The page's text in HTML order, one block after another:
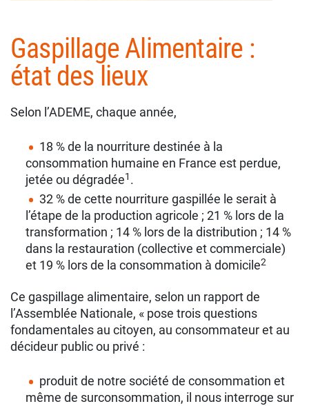
Gaspillage Alimentaire :
état des lieux
Selon l’ADEME, chaque année,
18 % de la nourriture destinée à la
consommation humaine en France est perdue,
jetée ou dégradée1 .
32 % de cette nourriture gaspillée le serait à
l’étape de la production agricole ; 21 % lors de la
transformation ; 14 % lors de la distribution ; 14 %
dans la restauration (collective et commerciale)
et 19 % lors de la consommation à domicile2
Ce gaspillage alimentaire, selon un rapport de
l’Assemblée Nationale, « pose trois questions
fondamentales au citoyen, au consommateur et au
décideur public ou privé :
produit de notre société de consommation et
même de surconsommation, il nous interroge sur